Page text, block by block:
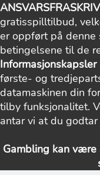
gratisspilltilbud,
er oppført på denne
betingelsene til de
Informasjonskapsler
første- og
datamaskinen din
tilby funksjonalitet.
antar vi at du
Gambling kan være